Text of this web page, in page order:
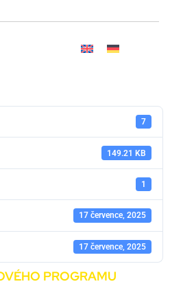
7
149.21 KB
1
17 července, 2025
17 července, 2025
PROGRAMU